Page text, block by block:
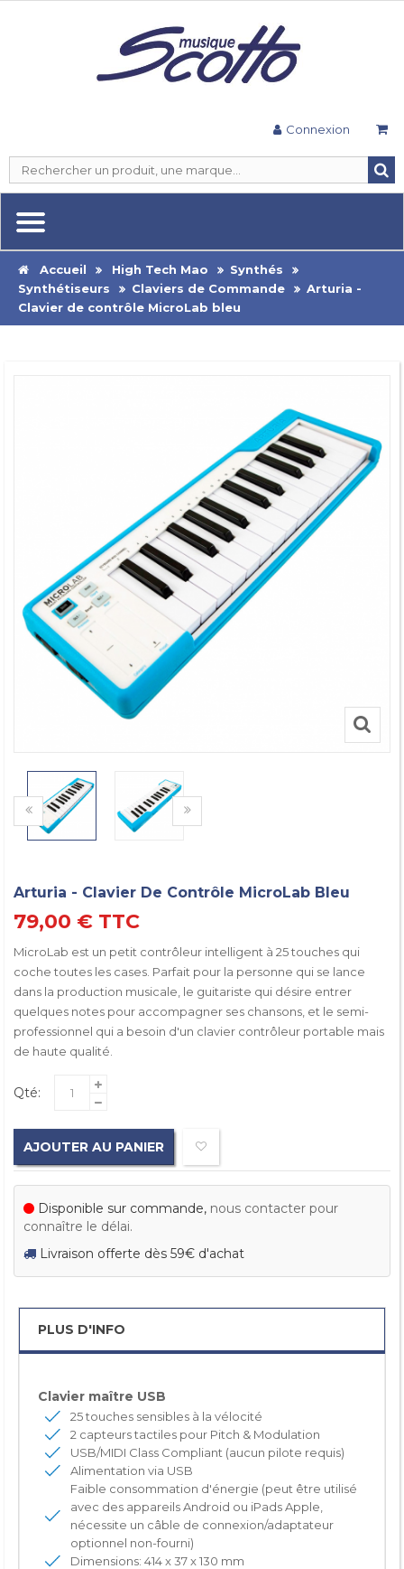
Connexion
Accueil High Tech Mao
Synthés
Synthétiseurs
Claviers de Commande
Arturia -
Clavier de contrôle MicroLab bleu
Arturia - Clavier De Contrôle MicroLab Bleu
79,00 € TTC
MicroLab est un petit contrôleur intelligent à 25 touches qui
coche toutes les cases. Parfait pour la personne qui se lance
dans la production musicale, le guitariste qui désire entrer
quelques notes pour accompagner ses chansons, et le semi-
professionnel qui a besoin d'un clavier contrôleur portable mais
de haute qualité.
Qté:
AJOUTER AU PANIER
Disponible sur commande, nous contacter pour
connaître le délai.
Livraison offerte dès 59€ d'achat
PLUS D'INFO
Clavier maître USB
25 touches sensibles à la vélocité
2 capteurs tactiles pour Pitch & Modulation
USB/MIDI Class Compliant (aucun pilote requis)
Alimentation via USB
Faible consommation d'énergie (peut être utilisé
avec des appareils Android ou iPads Apple,
nécessite un câble de connexion/adaptateur
optionnel non-fourni)
Dimensions: 414 x 37 x 130 mm